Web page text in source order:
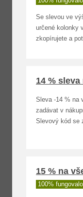
Se slevou ve
určené kolonky
zkopírujete a
14 %
Sleva -14 % na
zadávat v
Slevový kód se
15 % na
100% fungovalo